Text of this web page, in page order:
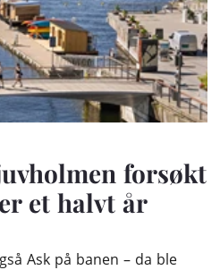
forsøkt
et halvt år
Ask på banen – da ble